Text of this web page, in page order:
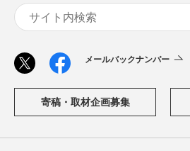
メールバックナンバー
寄稿・取材企画募集